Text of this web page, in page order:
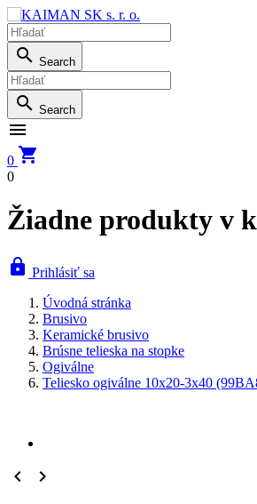
 Search
 Search

0 
0
Žiadne produkty v
 Prihlásiť sa
Úvodná stránka
Brusivo
Keramické brusivo
Brúsne telieska na stopke
Ogiválne
Teliesko ogiválne 10x20-3x40
 